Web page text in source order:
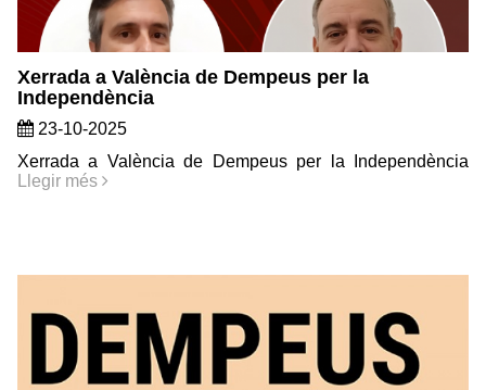
Xerrada a València de Dempeus per la
Independència
23-10-2025
Xerrada a València de Dempeus per la Independència
Llegir més